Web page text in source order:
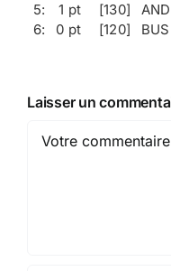
5:
1 pt [130]
6:
0 pt [120]
Laisser un